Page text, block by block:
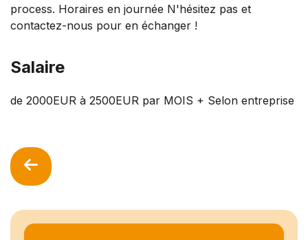
process. Horaires en journée N'hésitez pas et
contactez-nous pour en échanger !
Salaire
de 2000EUR à 2500EUR par MOIS + Selon entreprise